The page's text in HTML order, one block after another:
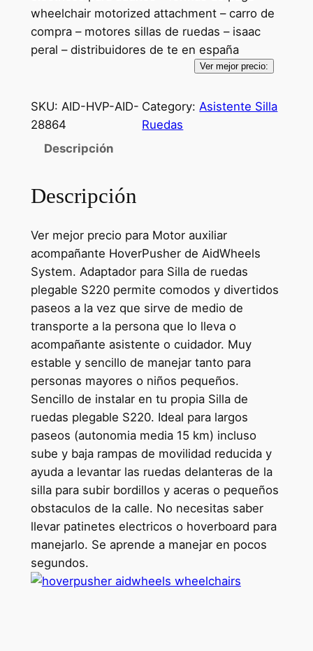
wheelchair motorized attachment – carro de
compra – motores sillas de ruedas – isaac
peral – distribuidores de te en españa
Ver mejor precio:
SKU: AID-HVP-AID-
28864
Category: Asistente Silla
Ruedas
Descripción
Descripción
Ver mejor precio para Motor auxiliar
acompañante HoverPusher de AidWheels
System. Adaptador para Silla de ruedas
plegable S220 permite comodos y divertidos
paseos a la vez que sirve de medio de
transporte a la persona que lo lleva o
acompañante asistente o cuidador. Muy
estable y sencillo de manejar tanto para
personas mayores o niños pequeños.
Sencillo de instalar en tu propia Silla de
ruedas plegable S220. Ideal para largos
paseos (autonomia media 15 km) incluso
sube y baja rampas de movilidad reducida y
ayuda a levantar las ruedas delanteras de la
silla para subir bordillos y aceras o pequeños
obstaculos de la calle. No necesitas saber
llevar patinetes electricos o hoverboard para
manejarlo. Se aprende a manejar en pocos
segundos.